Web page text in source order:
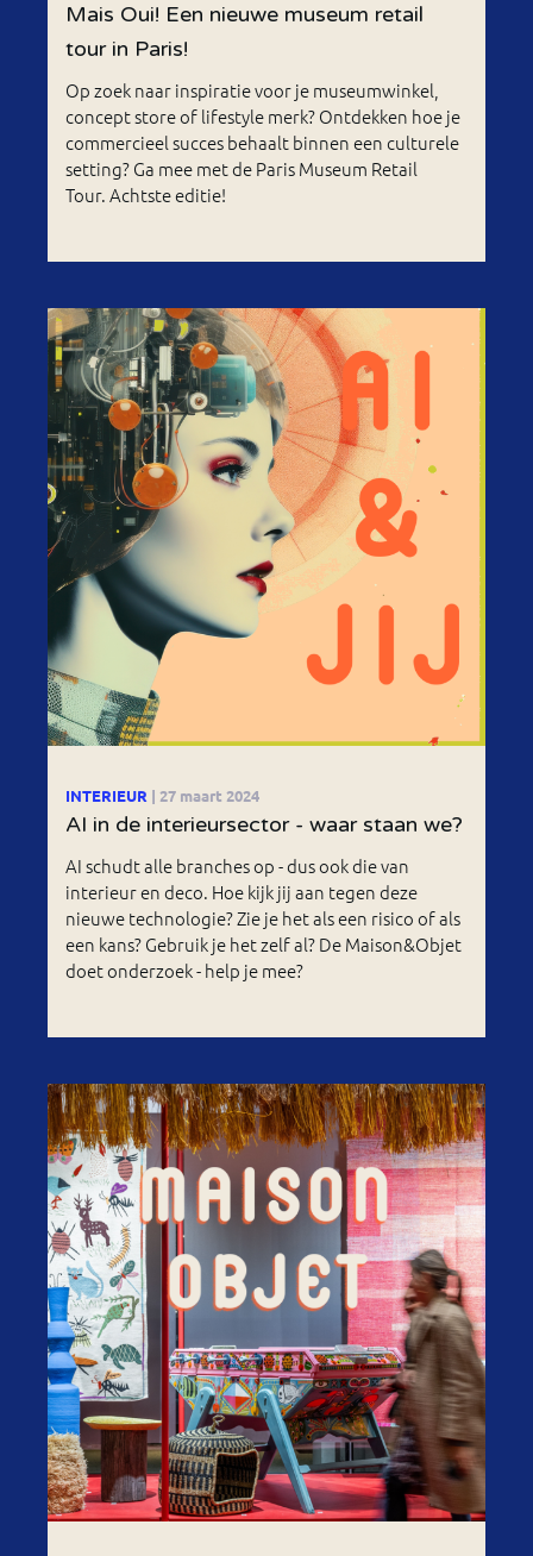
Mais Oui! Een nieuwe museum retail
tour in Paris!
Op zoek naar inspiratie voor je museumwinkel,
concept store of lifestyle merk? Ontdekken hoe je
commercieel succes behaalt binnen een culturele
setting? Ga mee met de Paris Museum Retail
Tour. Achtste editie!
INTERIEUR | 27 maart 2024
AI in de interieursector - waar staan we?
AI schudt alle branches op - dus ook die van
interieur en deco. Hoe kijk jij aan tegen deze
nieuwe technologie? Zie je het als een risico of als
een kans? Gebruik je het zelf al? De Maison&Objet
doet onderzoek - help je mee?